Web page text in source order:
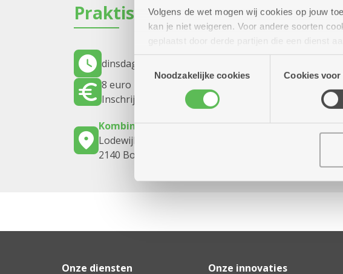
Volgens de wet mogen wij cookies op jouw
kan je niet weigeren. Voor andere soorten
geplaatst door derde partijen die een dienst
(geanonimiseerd) gebruik van onze site voor
combineren met andere informatie die je aan
Toestemmingsselectie
Noodzakelijke cookies
Cookies
Praktisch
dinsdag 6 oktober 2026
8 euro
Inschrijven noodzakelijk
Kombine Boelaer (dienstencentrum)
Lodewijk van Berckenlaan 361 G 01
2140 Borgerhout
Onze diensten Onze innovaties